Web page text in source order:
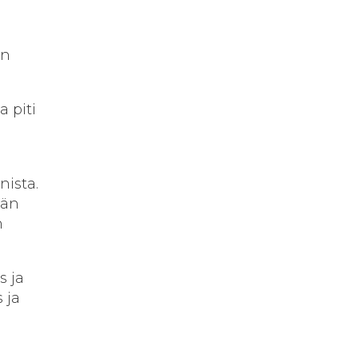
piti
ja
ja